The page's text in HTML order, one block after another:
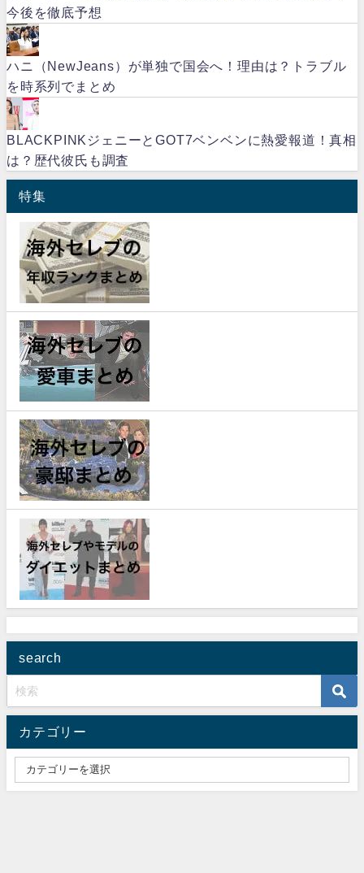
今後を徹底予想
ハニ（NewJeans）が単独で国会へ！理由は？トラブル
を時系列でまとめ
BLACKPINKジェニーとGOT7ベンベンに熱愛報道！真相
は？歴代彼氏も調査
特集
search
カテゴリー